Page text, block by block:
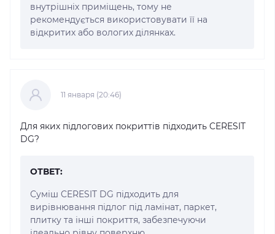
внутрішніх приміщень, тому не
рекомендується використовувати її на
відкритих або вологих ділянках.
11 января (20:46)
Для яких підлогових покриттів підходить CERESIT
DG?
ОТВЕТ:
Суміш CERESIT DG підходить для
вирівнювання підлог під ламінат, паркет,
плитку та інші покриття, забезпечуючи